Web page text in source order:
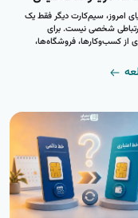
امروز، سیم‌کارت دیگر فقط یک
ارتباطی شخصی نیست. برای
از کسب‌وکارها، فروشگاه‌ها،
به یک نیاز استراتژیک
شده است. از تأمین خطوط برای
مداربسته و تأیید هویت
همه و همه به تعداد
سیم‌کارت نیاز دارند. ...